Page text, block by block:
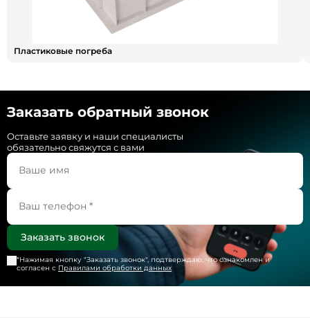
Пластиковые погреба
Заказать обратный звонок
Оставьте заявку и наши специалисты
обязательно свяжутся с вами
*Нажимая кнопку "Заказать звонок", подтверждаю, что ознакомлен и
согласен с Правилами обработки данных